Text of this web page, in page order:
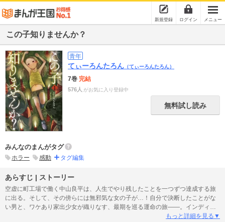
新規登録 ログイン メニュー
この子知りませんか？
青年
てぃーろんたろん （てぃーろんたろん）
7巻 完結
576人 がお気に入り登録中
無料試し読み
みんなのまんがタグ
ホラー 感動 タグ編集
あらすじ | ストーリー
空虚に町工場で働く中山良平は、人生でやり残したことを一つずつ達成する旅
に出る。そして、その傍らには無邪気な女の子が…！自分で決断したことがな
い男と、ワケあり家出少女が織りなす、最期を巡る運命の旅――。インディー
もっと詳細を見る▼